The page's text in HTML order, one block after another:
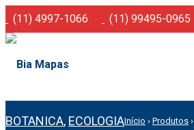
(11) 4997-1066 (11) 99495-0965
BOTANICA, ECOLOGIAInício › Produtos ›